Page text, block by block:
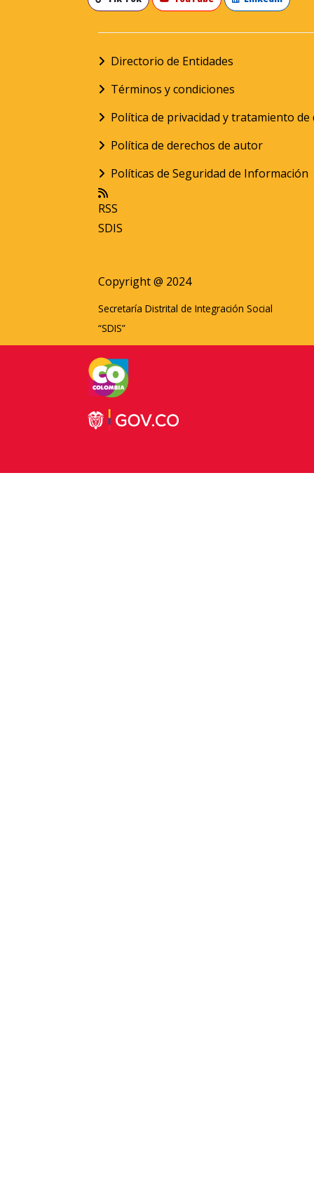
Directorio de Entidades
Términos y condiciones
Política de privacidad y tratamiento
Política de derechos de autor
Políticas de Seguridad de Información
RSS
SDIS
Copyright @ 2024
Secretaría Distrital de Integración Social
“SDIS”